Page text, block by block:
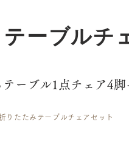
ーブルチ
ーブル1点チェア4脚
りたたみテーブルチェアセット